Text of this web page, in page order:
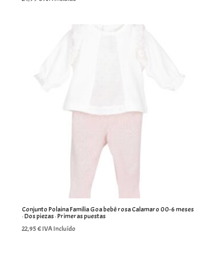
Conjunto Polaina Familia Goa bebé rosa Calamaro 00-6 meses
· Dos piezas · Primeras puestas
22,95€IVA Incluído